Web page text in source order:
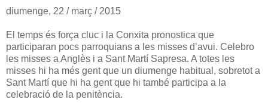
diumenge, 22 / març / 2015
El temps és força cluc i la Conxita pronostica que
participaran pocs parroquians a les misses d’avui. Celebro
les misses a Anglès i a Sant Martí Sapresa. A totes les
misses hi ha més gent que un diumenge habitual, sobretot a
Sant Martí que hi ha gent que hi també participa a la
celebració de la penitència.